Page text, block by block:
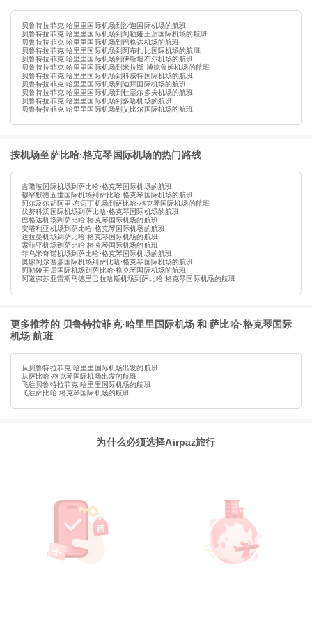
贝鲁特拉菲克·哈里里国际机场到沙迦国际机场的航班
贝鲁特拉菲克·哈里里国际机场到阿勒娅王后国际机场的航班
贝鲁特拉菲克·哈里里国际机场到巴格达机场的航班
贝鲁特拉菲克·哈里里国际机场到阿布扎比国际机场的航班
贝鲁特拉菲克·哈里里国际机场到伊斯坦布尔机场的航班
贝鲁特拉菲克·哈里里国际机场到米拉斯-博德鲁姆机场的航班
贝鲁特拉菲克·哈里里国际机场到科威特国际机场的航班
贝鲁特拉菲克·哈里里国际机场到迪拜国际机场的航班
贝鲁特拉菲克·哈里里国际机场到杜塞尔多夫机场的航班
贝鲁特拉菲克·哈里里国际机场到多哈机场的航班
贝鲁特拉菲克·哈里里国际机场到艾比尔国际机场的航班
按机场至萨比哈·格克琴国际机场的热门路线
吉隆坡国际机场到萨比哈·格克琴国际机场的航班
穆罕默德五世国际机场到萨比哈·格克琴国际机场的航班
阿尔及尔胡阿里·布迈丁机场到萨比哈·格克琴国际机场的航班
伏努科沃国际机场到萨比哈·格克琴国际机场的航班
巴格达机场到萨比哈·格克琴国际机场的航班
安塔利亚机场到萨比哈·格克琴国际机场的航班
达拉曼机场到萨比哈·格克琴国际机场的航班
索菲亚机场到萨比哈·格克琴国际机场的航班
菲乌米奇诺机场到萨比哈·格克琴国际机场的航班
奥廖阿尔塞廖国际机场到萨比哈·格克琴国际机场的航班
阿勒娅王后国际机场到萨比哈·格克琴国际机场的航班
阿道弗苏亚雷斯马德里巴拉哈斯机场到萨比哈·格克琴国际机场的航班
更多推荐的 贝鲁特拉菲克·哈里里国际机场 和 萨比哈·格克琴国际
机场 航班
从贝鲁特拉菲克·哈里里国际机场出发的航班
从萨比哈·格克琴国际机场出发的航班
飞往贝鲁特拉菲克·哈里里国际机场的航班
飞往萨比哈·格克琴国际机场的航班
为什么必须选择Airpaz旅行